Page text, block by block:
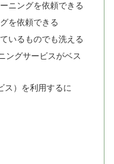
ニングを依頼できる
を依頼できる
いるものでも洗える
ングサービスがベス
ス）を利用するに